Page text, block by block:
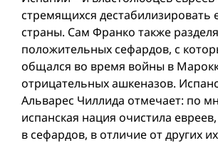
стремящихся дестабилизировать
страны. Сам Франко также
положительных сефардов, с
общался во время вой­ны в
отрицательных ашкеназов.
Альварес Чиллида отмечает: по
испанская нация очистила
в сефардов, в отличие от других